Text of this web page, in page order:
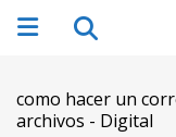
como hacer un
archivos - Digital